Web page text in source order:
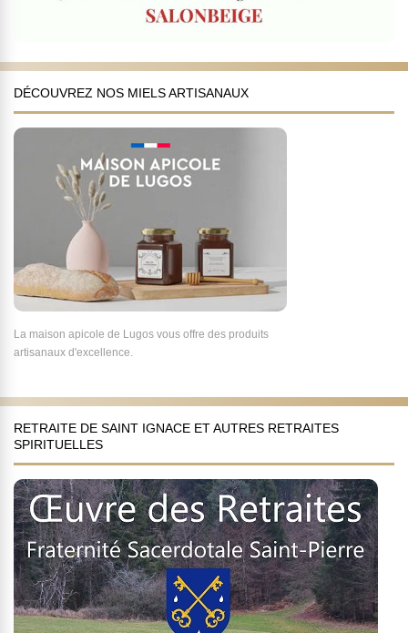
DÉCOUVREZ NOS MIELS ARTISANAUX
La maison apicole de Lugos vous offre des produits
artisanaux d'excellence.
RETRAITE DE SAINT IGNACE ET AUTRES RETRAITES
SPIRITUELLES